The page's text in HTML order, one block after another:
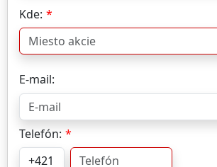
Kde:
E-mail:
Telefón: